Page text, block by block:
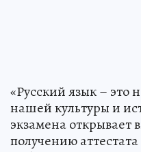
«Русский язык – это
нашей культуры и
экзамена открывает
получению